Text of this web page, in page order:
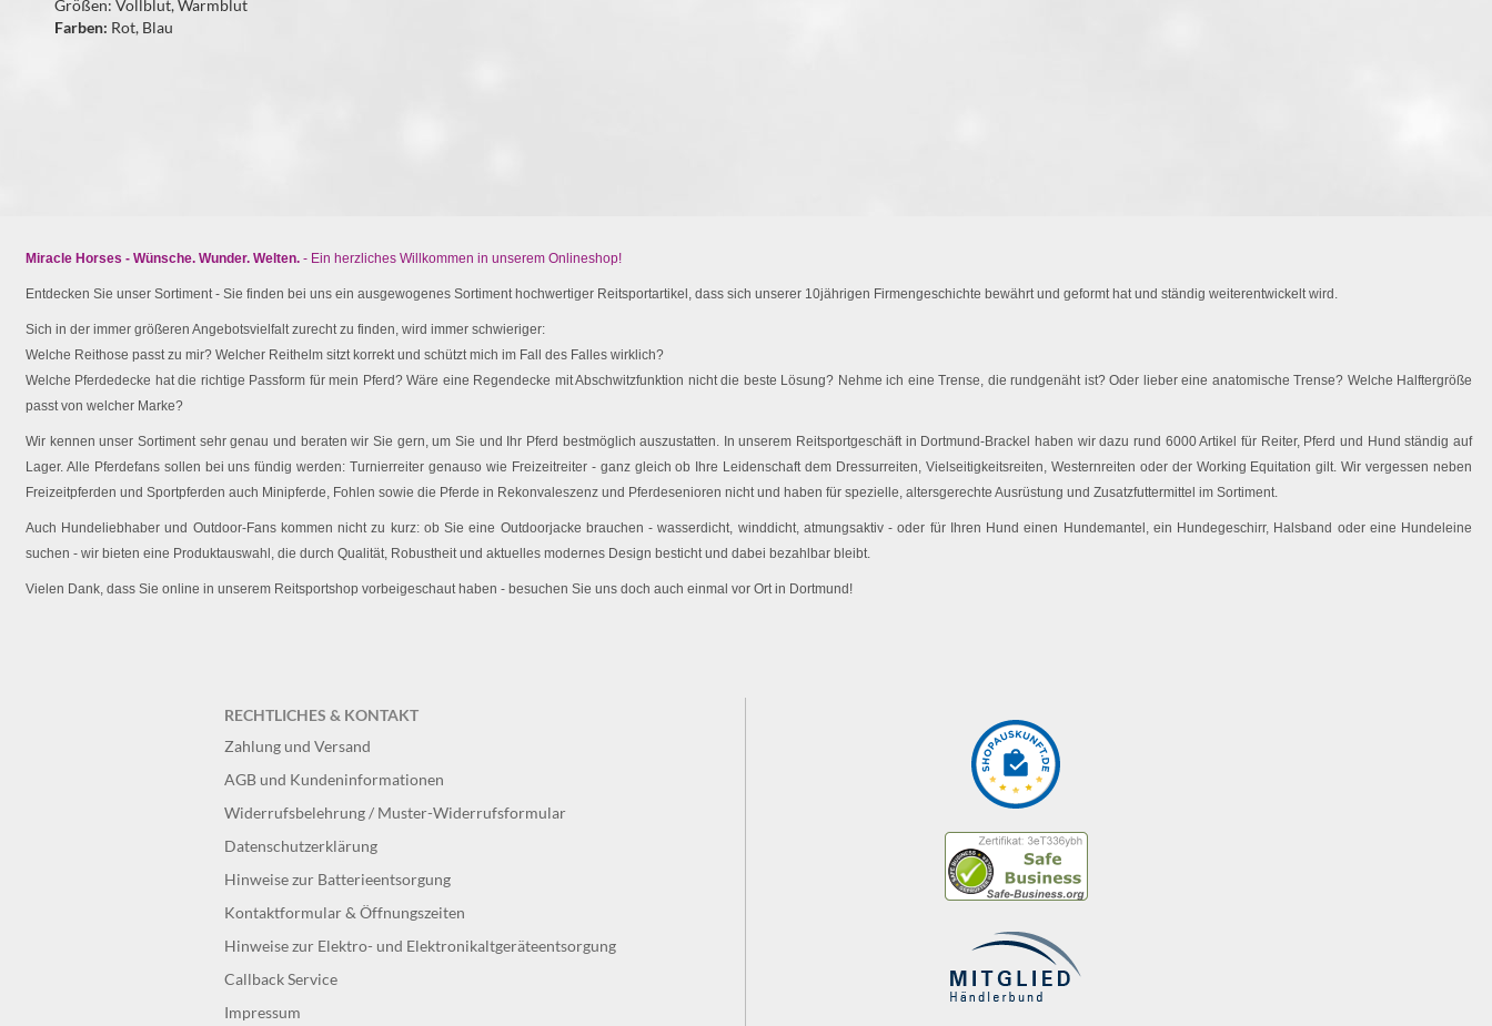
Größen: Vollblut, Warmblut
Farben: Rot, Blau
Miracle Horses - Wünsche. Wunder. Welten. - Ein herzliches Willkommen in unserem Onlineshop!
Entdecken Sie unser Sortiment - Sie finden bei uns ein ausgewogenes Sortiment hochwertiger Reitsportartikel, dass sich unserer 10jährigen Firmengeschichte bewährt und geformt hat und ständig weiterentwickelt wird.
Sich in der immer größeren Angebotsvielfalt zurecht zu finden, wird immer schwieriger:
Welche Reithose passt zu mir? Welcher Reithelm sitzt korrekt und schützt mich im Fall des Falles wirklich?
Welche Pferdedecke hat die richtige Passform für mein Pferd? Wäre eine Regendecke mit Abschwitzfunktion nicht die beste Lösung? Nehme ich eine Trense, die rundgenäht ist? Oder lieber eine anatomische Trense? Welche Halftergröße
passt von welcher Marke?
Wir kennen unser Sortiment sehr genau und beraten wir Sie gern, um Sie und Ihr Pferd bestmöglich auszustatten. In unserem Reitsportgeschäft in Dortmund-Brackel haben wir dazu rund 6000 Artikel für Reiter, Pferd und Hund ständig auf
Lager. Alle Pferdefans sollen bei uns fündig werden: Turnierreiter genauso wie Freizeitreiter - ganz gleich ob Ihre Leidenschaft dem Dressurreiten, Vielseitigkeitsreiten, Westernreiten oder der Working Equitation gilt. Wir vergessen neben
Freizeitpferden und Sportpferden auch Minipferde, Fohlen sowie die Pferde in Rekonvaleszenz und Pferdesenioren nicht und haben für spezielle, altersgerechte Ausrüstung und Zusatzfuttermittel im Sortiment.
Auch Hundeliebhaber und Outdoor-Fans kommen nicht zu kurz: ob Sie eine Outdoorjacke brauchen - wasserdicht, winddicht, atmungsaktiv - oder für Ihren Hund einen Hundemantel, ein Hundegeschirr, Halsband oder eine Hundeleine
suchen - wir bieten eine Produktauswahl, die durch Qualität, Robustheit und aktuelles modernes Design besticht und dabei bezahlbar bleibt.
Vielen Dank, dass Sie online in unserem Reitsportshop vorbeigeschaut haben - besuchen Sie uns doch auch einmal vor Ort in Dortmund!
RECHTLICHES & KONTAKT
Zahlung und Versand
AGB und Kundeninformationen
Widerrufsbelehrung / Muster-Widerrufsformular
Datenschutzerklärung
Hinweise zur Batterieentsorgung
Kontaktformular & Öffnungszeiten
Hinweise zur Elektro- und Elektronikaltgeräteentsorgung
Callback Service
Impressum